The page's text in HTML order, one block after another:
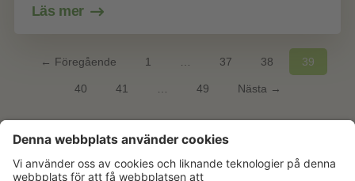
Läs mer
← Föregående 1 37 38 39
40 41 49 Nästa →